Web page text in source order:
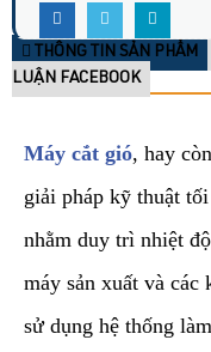
THÔNG TIN SẢN PHẨM
LUẬN FACEBOOK
Máy cắt gió, hay
giải pháp kỹ thuật
nhằm duy trì nhiệt
máy sản xuất và
sử dụng hệ thống